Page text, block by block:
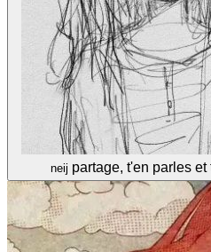
neij partage, t'en parles